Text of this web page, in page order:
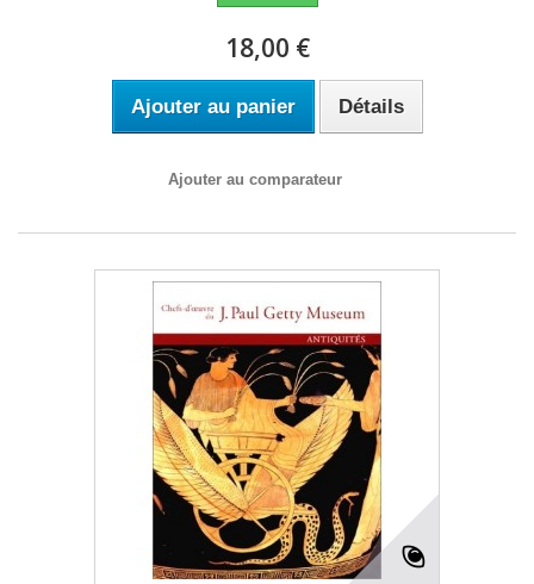
18,00 €
Ajouter au panier Détails
Ajouter au comparateur